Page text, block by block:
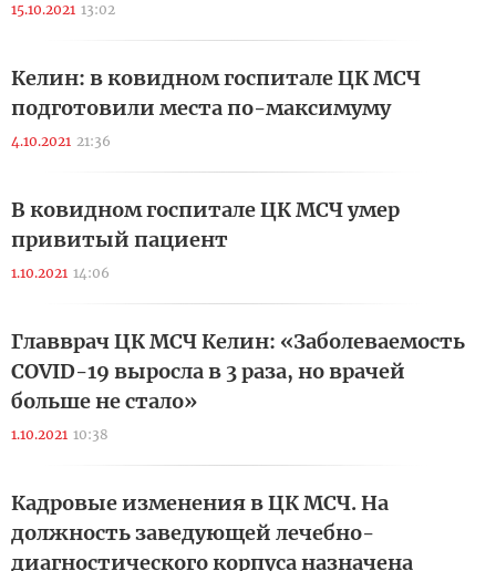
15.10.2021 13:02
Келин: в ковидном госпитале ЦК МСЧ
подготовили места по-максимуму
4.10.2021 21:36
В ковидном госпитале ЦК МСЧ умер
привитый пациент
1.10.2021 14:06
Главврач ЦК МСЧ Келин: «Заболеваемость
COVID-19 выросла в 3 раза, но врачей
больше не стало»
1.10.2021 10:38
Кадровые изменения в ЦК МСЧ. На
должность заведующей лечебно-
диагностического корпуса назначена